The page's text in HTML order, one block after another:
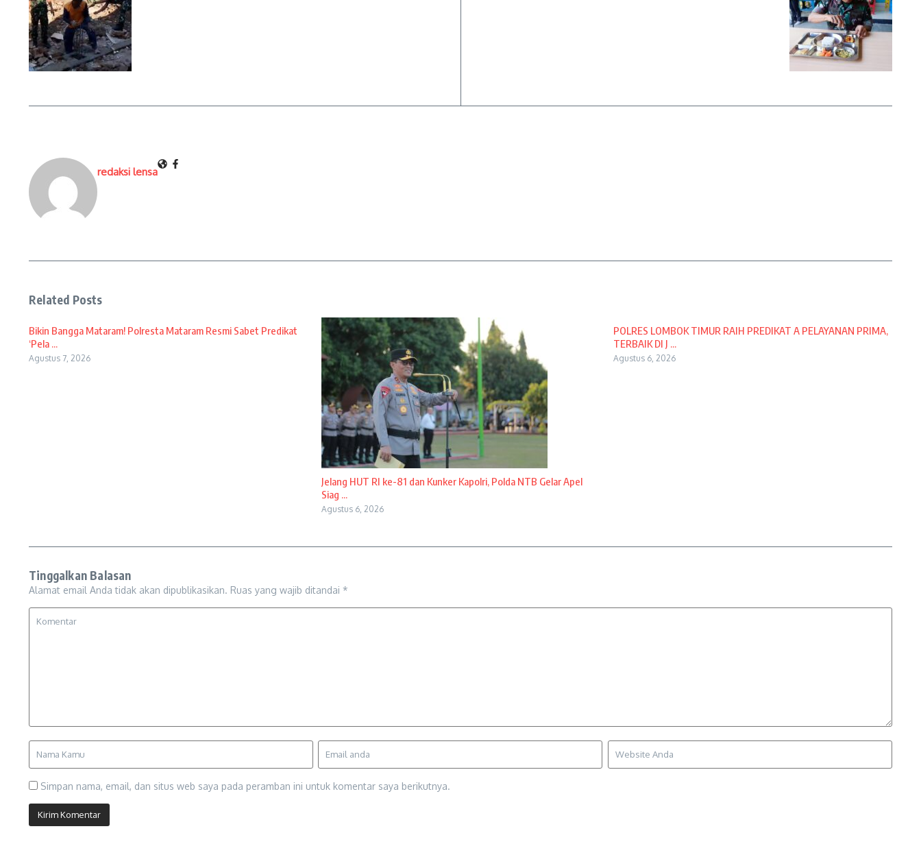
redaksi lensa
Related Posts
Bikin Bangga Mataram! Polresta Mataram Resmi Sabet Predikat
‘Pela ...
Agustus 7, 2026
Jelang HUT RI ke-81 dan Kunker Kapolri, Polda NTB Gelar Apel
Siag ...
Agustus 6, 2026
POLRES LOMBOK TIMUR RAIH PREDIKAT A PELAYANAN PRIMA,
TERBAIK DI J ...
Agustus 6, 2026
Tinggalkan Balasan
Alamat email Anda tidak akan dipublikasikan. Ruas yang wajib ditandai *
Simpan nama, email, dan situs web saya pada peramban ini untuk komentar saya berikutnya.